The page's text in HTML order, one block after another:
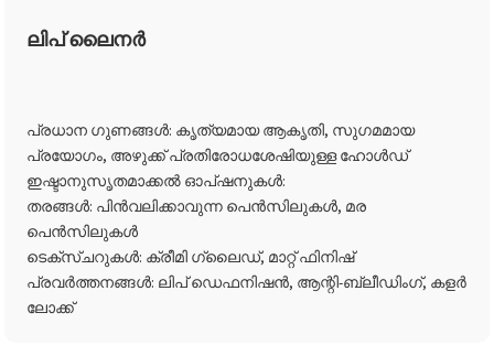
ലിപ് ലൈനർ
പ്രധാന ഗുണങ്ങൾ: കൃത്യമായ ആകൃതി, സുഗമമായ
പ്രയോഗം, അഴുക്ക് പ്രതിരോധശേഷിയുള്ള ഹോൾഡ്
ഇഷ്ടാനുസൃതമാക്കൽ ഓപ്ഷനുകൾ:
തരങ്ങൾ: പിൻവലിക്കാവുന്ന പെൻസിലുകൾ, മര
പെൻസിലുകൾ
ടെക്സ്ചറുകൾ: ക്രീമി ഗ്ലൈഡ്, മാറ്റ് ഫിനിഷ്
പ്രവർത്തനങ്ങൾ: ലിപ് ഡെഫനിഷൻ, ആന്റി-ബ്ലീഡിംഗ്, കളർ
ലോക്ക്